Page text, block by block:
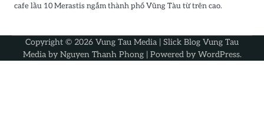
cafe lầu 10 Merastis ngắm thành phố Vũng Tàu từ trên cao.
Copyright © 2026 Vung Tau Media | Slick Blog Vung Tau
Media by Nguyen Thanh Phong| Powered by WordPress.